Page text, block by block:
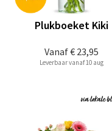
Vanaf€ 23,95
Plukboeket Kiki
Leverbaar vanaf 10 aug